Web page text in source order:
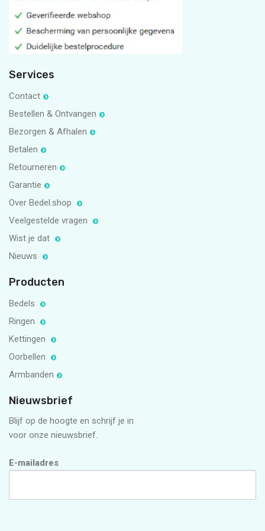
Services
Contact
Bestellen & Ontvangen
Bezorgen & Afhalen
Betalen
Retourneren
Garantie
Over Bedel.shop
Veelgestelde vragen
Wist je dat
Nieuws
Producten
Bedels
Ringen
Kettingen
Oorbellen
Armbanden
Nieuwsbrief
Blijf op de hoogte en schrijf je in
voor onze nieuwsbrief.
E-mailadres